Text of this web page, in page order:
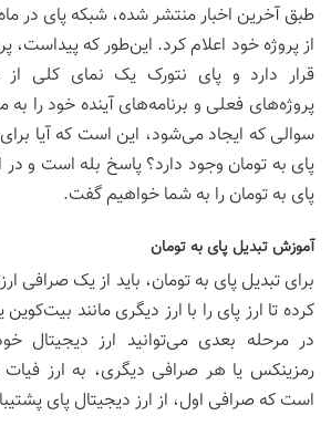
طبق آخرین اخبار منتشر شده، شبکه پای در
از پروژه خود اعلام کرد. این‌طور که پیداست،
قرار دارد و پای نتورک یک نمای کلی از
پروژه‌های فعلی و برنامه‌های آینده خود را
سوالی که ایجاد می‌شود، این است که آیا برای
پای به تومان وجود دارد؟ پاسخ بله است و در
پای به تومان را به شما خواهیم گفت.
آموزش تبدیل پای به تومان
برای تبدیل پای به تومان، باید از یک صرافی
کرده تا ارز پای را با ارز دیگری مانند
در مرحله بعدی می‌توانید ارز دیجیتال
رمزینکس یا هر صرافی دیگری، به ارز فیات
است که صرافی‌‌ اول، از ارز دیجیتال پای